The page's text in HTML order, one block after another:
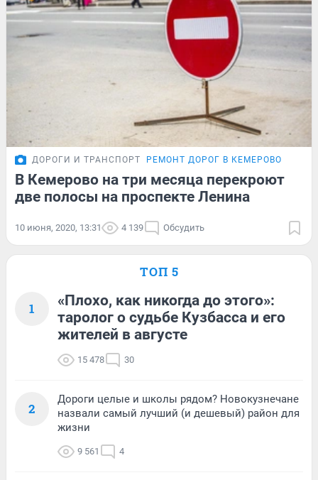
ДОРОГИ И ТРАНСПОРТ РЕМОНТ ДОРОГ В КЕМЕРОВО
В Кемерово на три месяца перекроют
две полосы на проспекте Ленина
10 июня, 2020, 13:31 4 139 Обсудить
ТОП 5
1
«Плохо, как никогда до этого»:
таролог о судьбе Кузбасса и его
жителей в августе
15 478 30
2
Дороги целые и школы рядом? Новокузнечане
назвали самый лучший (и дешевый) район для
жизни
9 561 4